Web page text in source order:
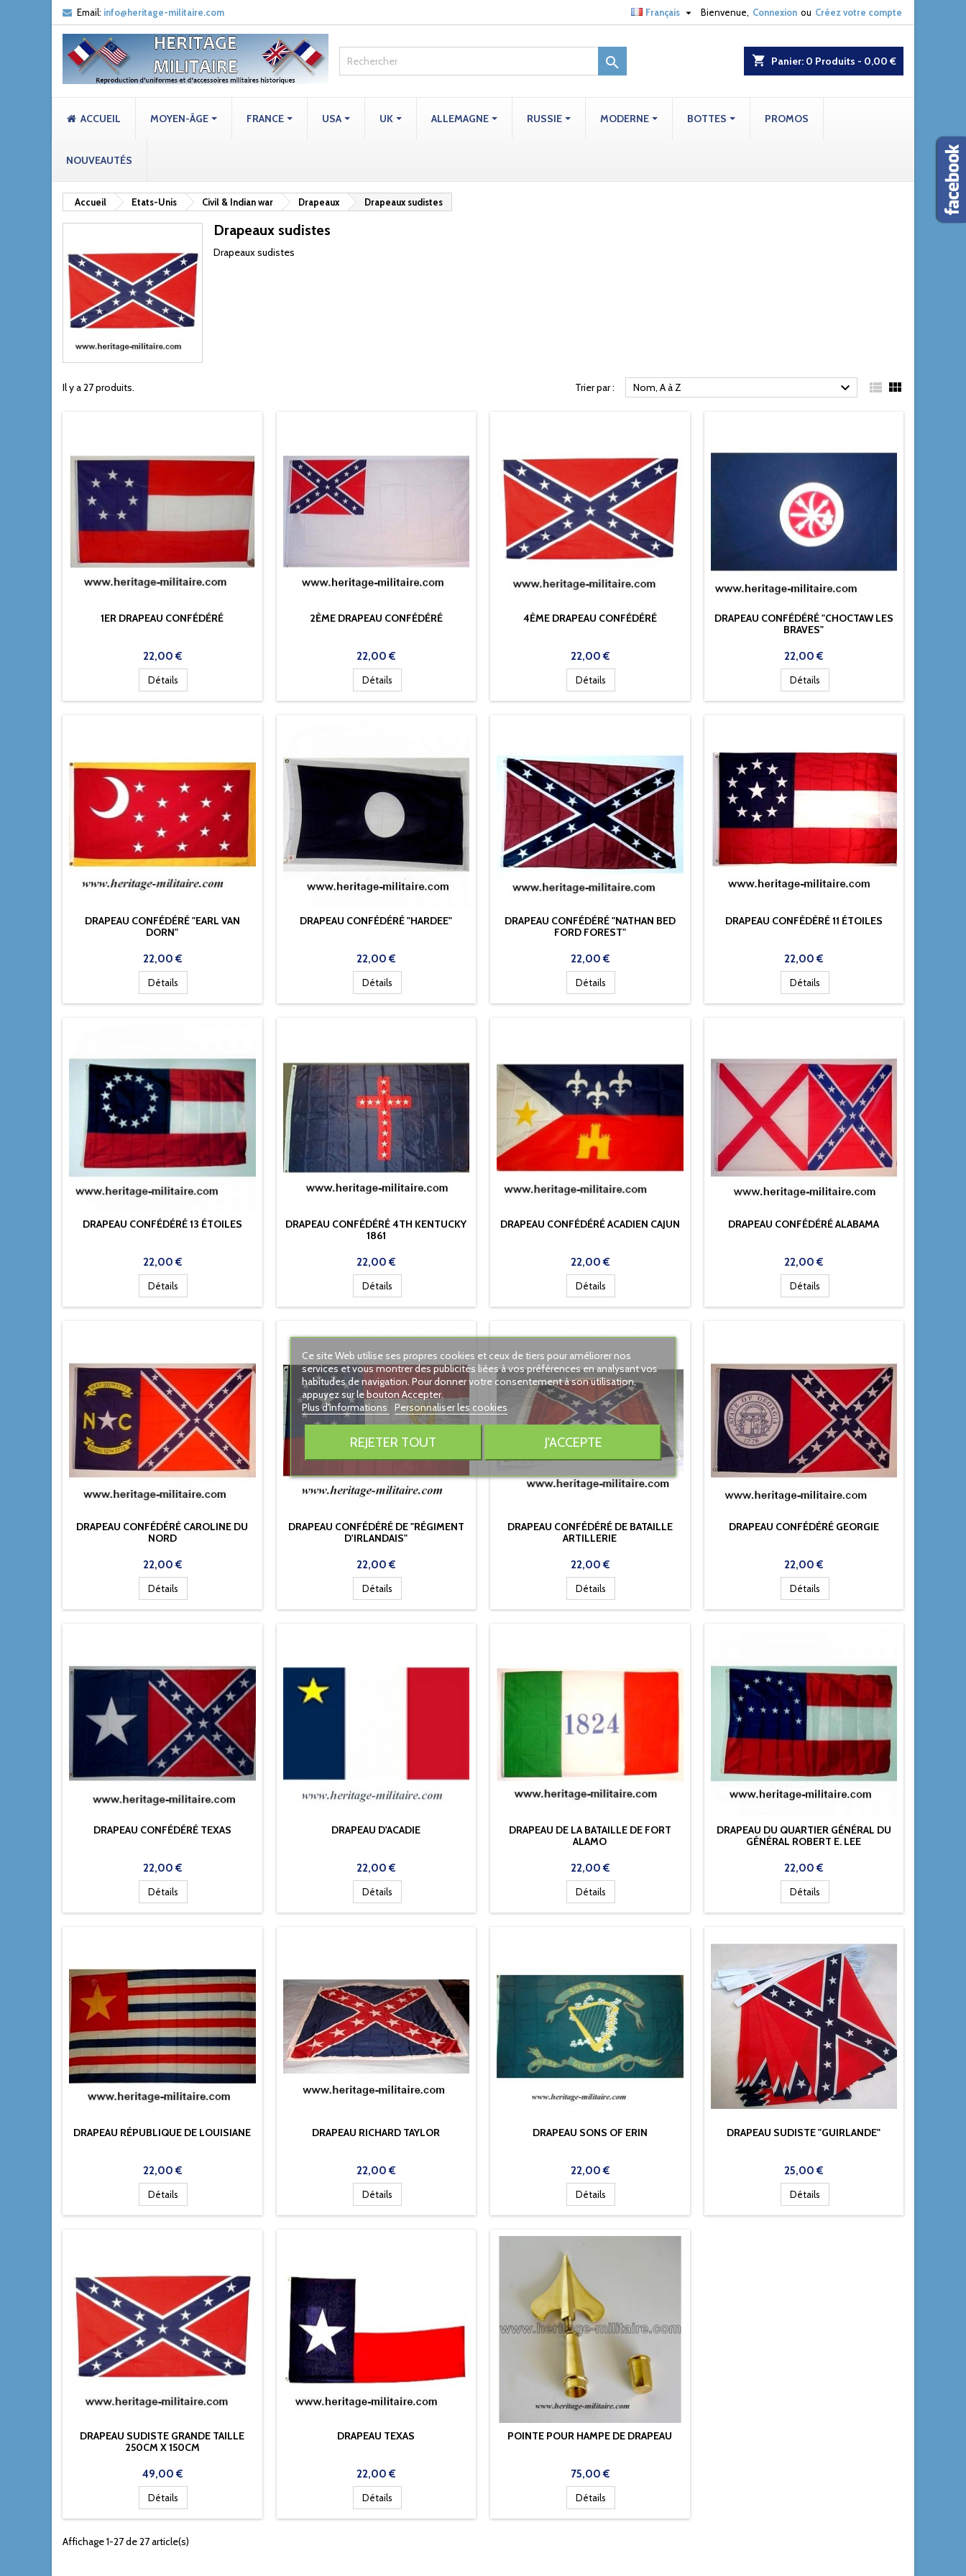
Email: info@heritage-militaire.com Bienvenue, Connexion ou Créez votre compte
Français 
shopping_cart Panier: 0 Produits - 0,00 €

ACCUEIL MOYEN-ÂGE FRANCE USA UK ALLEMAGNE RUSSIE MODERNE BOTTES PROMOS
NOUVEAUTÉS
Accueil Etats-Unis Civil & Indian war Drapeaux Drapeaux sudistes
Drapeaux sudistes
Drapeaux sudistes
Il y a 27 produits. Trier par : Nom, A à Z   
1ER DRAPEAU CONFÉDÉRÉ
Prix
22,00 €
Détails
2ÈME DRAPEAU CONFÉDÉRÉ
Prix
22,00 €
Détails
4ÈME DRAPEAU CONFÉDÉRÉ
Prix
22,00 €
Détails
DRAPEAU CONFÉDÉRÉ "CHOCTAW LES
BRAVES"
Prix
22,00 €
Détails
DRAPEAU CONFÉDÉRÉ "EARL VAN
DORN"
Prix
22,00 €
Détails
DRAPEAU CONFÉDÉRÉ "HARDEE"
Prix
22,00 €
Détails
DRAPEAU CONFÉDÉRÉ "NATHAN BED
FORD FOREST"
Prix
22,00 €
Détails
DRAPEAU CONFÉDÉRÉ 11 ÉTOILES
Prix
22,00 €
Détails
DRAPEAU CONFÉDÉRÉ 13 ÉTOILES
Prix
22,00 €
Détails
DRAPEAU CONFÉDÉRÉ 4TH KENTUCKY
1861
Prix
22,00 €
Détails
DRAPEAU CONFÉDÉRÉ ACADIEN CAJUN
Prix
22,00 €
Détails
DRAPEAU CONFÉDÉRÉ ALABAMA
Prix
22,00 €
Détails
DRAPEAU CONFÉDÉRÉ CAROLINE DU
NORD
Prix
22,00 €
Détails
DRAPEAU CONFÉDÉRÉ DE "RÉGIMENT
D'IRLANDAIS"
Prix
22,00 €
Détails
DRAPEAU CONFÉDÉRÉ DE BATAILLE
ARTILLERIE
Prix
22,00 €
Détails
DRAPEAU CONFÉDÉRÉ GEORGIE
Prix
22,00 €
Détails
DRAPEAU CONFÉDÉRÉ TEXAS
Prix
22,00 €
Détails
DRAPEAU D'ACADIE
Prix
22,00 €
Détails
DRAPEAU DE LA BATAILLE DE FORT
ALAMO
Prix
22,00 €
Détails
DRAPEAU DU QUARTIER GÉNÉRAL DU
GÉNÉRAL ROBERT E. LEE
Prix
22,00 €
Détails
DRAPEAU RÉPUBLIQUE DE LOUISIANE
Prix
22,00 €
Détails
DRAPEAU RICHARD TAYLOR
Prix
22,00 €
Détails
DRAPEAU SONS OF ERIN
Prix
22,00 €
Détails
DRAPEAU SUDISTE "GUIRLANDE"
Prix
25,00 €
Détails
DRAPEAU SUDISTE GRANDE TAILLE
250CM X 150CM
Prix
49,00 €
Détails
DRAPEAU TEXAS
Prix
22,00 €
Détails
POINTE POUR HAMPE DE DRAPEAU
Prix
75,00 €
Détails
Affichage 1-27 de 27 article(s)
Ce site Web utilise ses propres cookies et ceux de tiers pour améliorer nos
services et vous montrer des publicités liées à vos préférences en analysant vos
habitudes de navigation. Pour donner votre consentement à son utilisation,
appuyez sur le bouton Accepter.
Plus d'informations
Personnaliser les cookies
REJETER TOUT J'ACCEPTE